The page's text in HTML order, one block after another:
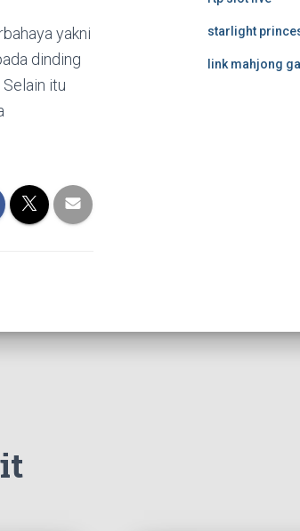
yakni
dinding
itu
starlight
link mahjong